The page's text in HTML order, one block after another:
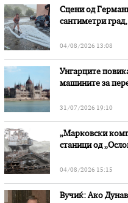
Сцени од
сантиметри
04/08/2026 13:08
Унгарците
машините за
31/07/2026 19:10
„Марковски
станици од
04/08/2026 15:15
Вучиќ: Ако